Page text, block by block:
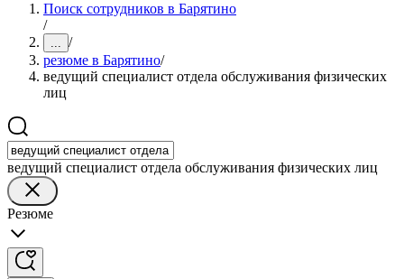
Поиск сотрудников в Барятино
/
... /
резюме в Барятино/
ведущий специалист отдела обслуживания физических
лиц
ведущий специалист отдела обслуживания физических лиц
Резюме